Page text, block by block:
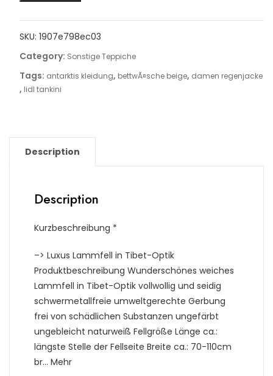
SKU: 1907e798ec03
Category: Sonstige Teppiche
Tags: antarktis kleidung, bettwÃ¤sche beige, damen regenjacke
, lidl tankini
Description
Description
Kurzbeschreibung *
–> Luxus Lammfell in Tibet-Optik
Produktbeschreibung Wunderschönes weiches
Lammfell in Tibet-Optik vollwollig und seidig
schwermetallfreie umweltgerechte Gerbung
frei von schädlichen Substanzen ungefärbt
ungebleicht naturweiß Fellgröße Länge ca.:
längste Stelle der Fellseite Breite ca.: 70-110cm
br… Mehr